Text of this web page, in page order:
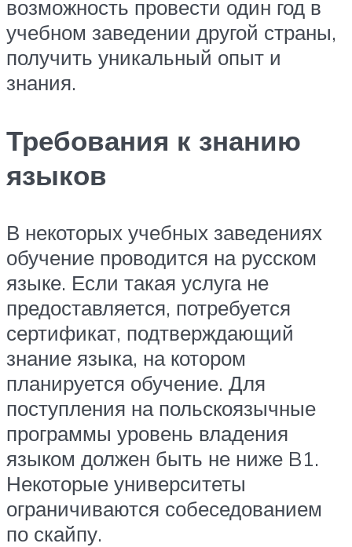
возможность провести один год в
учебном заведении другой страны,
получить уникальный опыт и
знания.
Требования к знанию
языков
В некоторых учебных заведениях
обучение проводится на русском
языке. Если такая услуга не
предоставляется, потребуется
сертификат, подтверждающий
знание языка, на котором
планируется обучение. Для
поступления на польскоязычные
программы уровень владения
языком должен быть не ниже B1.
Некоторые университеты
ограничиваются собеседованием
по скайпу.